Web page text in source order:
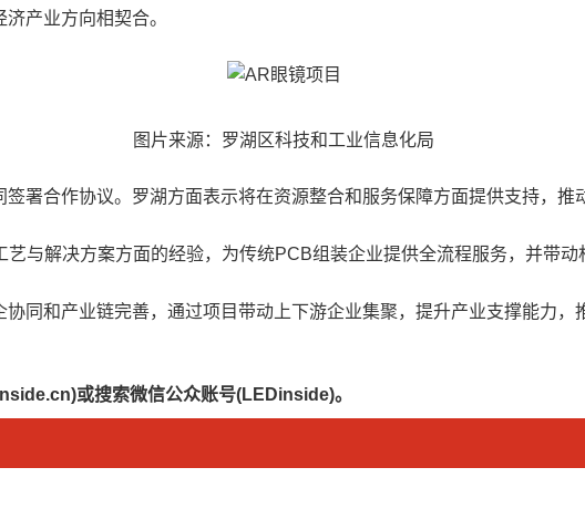
产业方向相契合。
图片来源：罗湖区科技和工业信息化局
署合作协议。罗湖方面表示将在资源整合和服务保障方面提供支持，推
与解决方案方面的经验，为传统PCB组装企业提供全流程服务，并带动
同和产业链完善，通过项目带动上下游企业集聚，提升产业支撑能力，
或搜索微信公众账号(LEDinside)。